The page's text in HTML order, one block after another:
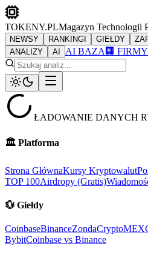
TOKENY.PLMagazyn Technologii
NEWSY RANKINGI GIEŁDY
ANALIZY
AI AI BAZA 🏢
ŁADOWANIE DANYCH
🏛️ Platforma
Strona GłównaKursy Kryptowalut
TOP 100Airdropy (Gratis)
💱 Giełdy
CoinbaseBinanceZondaCrypto
BybitCoinbase vs Binance